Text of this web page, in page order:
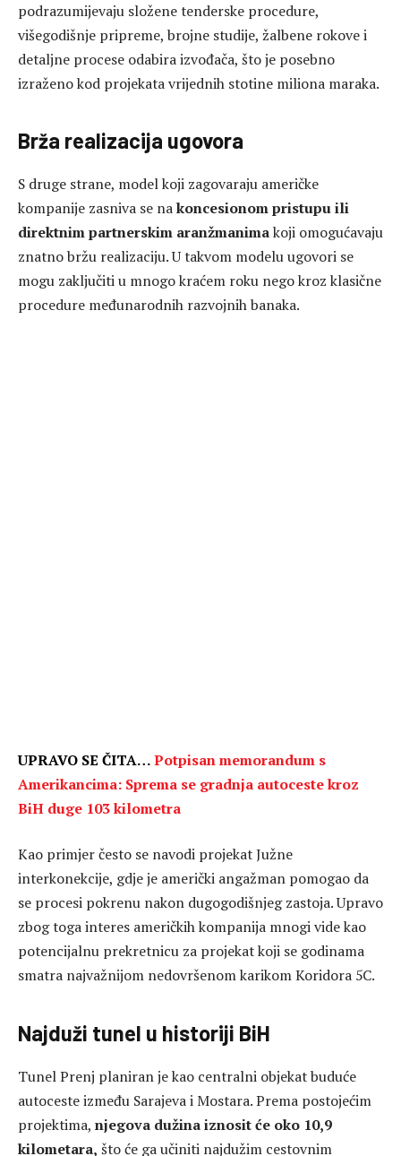
podrazumijevaju složene tenderske procedure,
višegodišnje pripreme, brojne studije, žalbene rokove i
detaljne procese odabira izvođača, što je posebno
izraženo kod projekata vrijednih stotine miliona maraka.
Brža realizacija ugovora
S druge strane, model koji zagovaraju američke
kompanije zasniva se nakoncesionom pristupu ili
direktnim partnerskim aranžmanimakoji omogućavaju
znatno bržu realizaciju. U takvom modelu ugovori se
mogu zaključiti u mnogo kraćem roku nego kroz klasične
procedure međunarodnih razvojnih banaka.
UPRAVO SE ČITA…Potpisan memorandum s
Amerikancima: Sprema se gradnja autoceste kroz
BiH duge 103 kilometra
Kao primjer često se navodi projekat Južne
interkonekcije, gdje je američki angažman pomogao da
se procesi pokrenu nakon dugogodišnjeg zastoja. Upravo
zbog toga interes američkih kompanija mnogi vide kao
potencijalnu prekretnicu za projekat koji se godinama
smatra najvažnijom nedovršenom karikom Koridora 5C.
Najduži tunel u historiji BiH
Tunel Prenj planiran je kao centralni objekat buduće
autoceste između Sarajeva i Mostara. Prema postojećim
projektima, njegova dužina iznosit će oko 10,9
kilometara, što će ga učiniti najdužim cestovnim